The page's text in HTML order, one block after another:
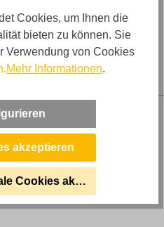
Cookies, um Ihnen die
bieten zu können. Sie
Verwendung von Cookies
Mehr Informationen.
akzeptieren
Cookies akzeptieren